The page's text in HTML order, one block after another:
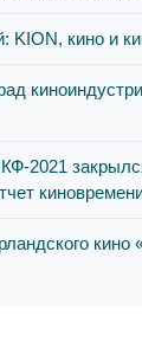
KION, кино и
2021
кино